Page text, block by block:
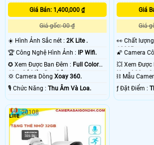
Giá Bán: 1,400,000 ₫
Giá gốc: 00 ₫
☀️ Hình Ảnh Sắc nét : 2K Lite .
🏆 Công Nghệ Hình Ảnh :
IP Wifi.
✪ Xem Được Ban Đêm : Full Color
10m Có Màu Ban Ðêm.
💢 Camera Dòng Xoay 360.
️🎙 Chức Năng : Thu Âm Và Loa.
Giá
Giá
️👀 Chất
1080P .
Ngoại 30m
⛓ Mẫu
️ƒ Đặt Điểm :
20108